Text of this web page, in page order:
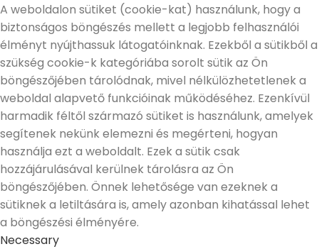
A weboldalon sütiket (cookie-kat) használunk, hogy a
biztonságos böngészés mellett a legjobb felhasználói
élményt nyújthassuk látogatóinknak. Ezekből a sütikből a
szükség cookie-k kategóriába sorolt sütik az Ön
böngészőjében tárolódnak, mivel nélkülözhetetlenek a
weboldal alapvető funkcióinak működéséhez. Ezenkívül
harmadik féltől származó sütiket is használunk, amelyek
segítenek nekünk elemezni és megérteni, hogyan
használja ezt a weboldalt. Ezek a sütik csak
hozzájárulásával kerülnek tárolásra az Ön
böngészőjében. Önnek lehetősége van ezeknek a
sütiknek a letiltására is, amely azonban kihatással lehet
a böngészési élményére.
Necessary